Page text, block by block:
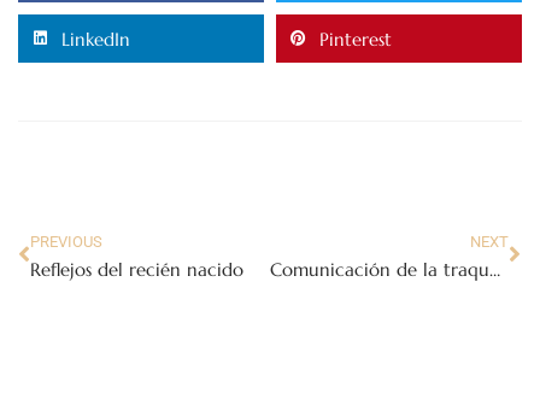
LinkedIn Pinterest
PREVIOUS
Reflejos del recién nacido
NEXT
Comunicación de la traquea al esófago Fístula traqueo-esofágica